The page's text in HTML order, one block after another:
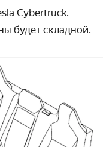
Cybertruck.
будет складной.